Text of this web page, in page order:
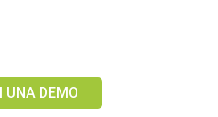
UNA DEMO